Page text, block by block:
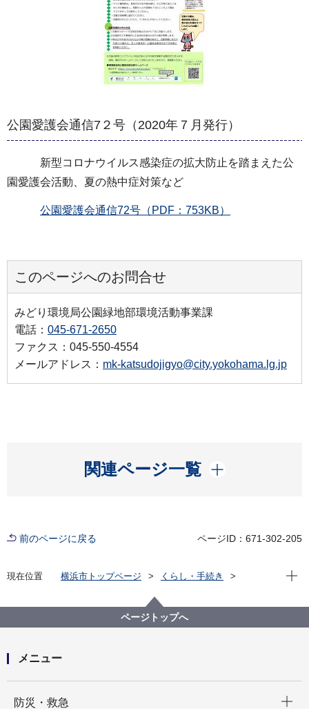
公園愛護会通信7２号（2020年７月発行）
新型コロナウイルス感染症の拡大防止を踏まえた公
園愛護会活動、夏の熱中症対策など
公園愛護会通信72号（PDF：753KB）
このページへのお問合せ
みどり環境局公園緑地部環境活動事業課
電話： 045-671-2650
ファクス：045-550-4554
メールアドレス： mk-katsudojigyo@city.yokohama.lg.jp
関連ページ一覧
開く
前のページに戻る ページID：671-302-205
現在位置 横浜市トップページ
くらし・手続き
公園愛護会通信
現在
ページトップへ
メニュー
防災・救急